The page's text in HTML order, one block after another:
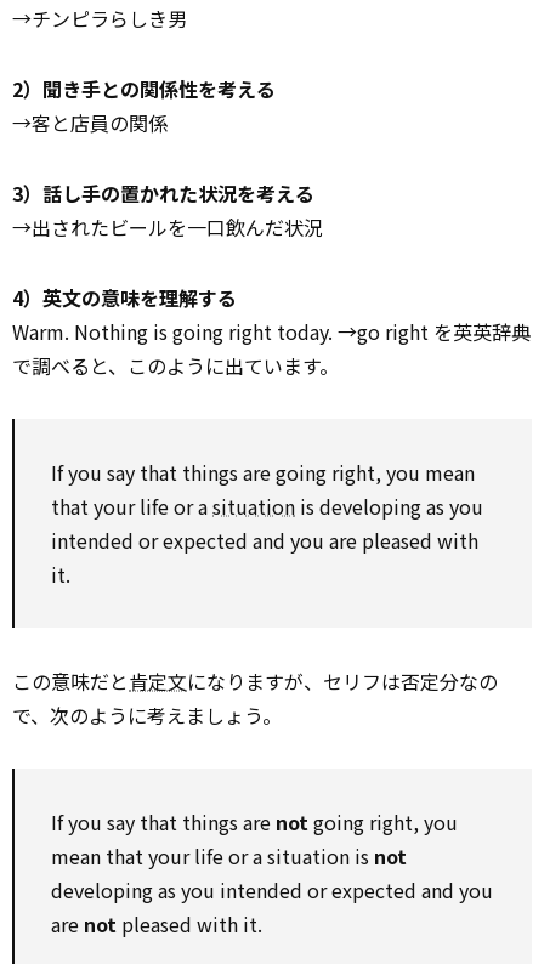
→チンピラらしき男
2）聞き手との関係性を考える
→客と店員の関係
3）話し手の置かれた状況を考える
→出されたビールを一口飲んだ状況
4）英文の意味を理解する
Warm. Nothing is going right today. →go right を英英辞典
で調べると、このように出ています。
If you say that things are going right, you mean
that your life or asituation is developing as you
intended or expected and you are pleased with
it.
この意味だと肯定文になりますが、セリフは否定分なの
で、次のように考えましょう。
If you say that things are notgoing right, you
mean that your life or a situation is not
developing as you intended or expected and you
are not pleased with it.